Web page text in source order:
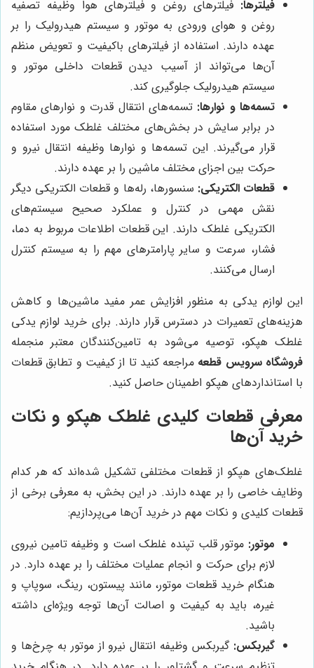
فیلترها: فیلترهای روغن و فیلترهای هوا وظیفه تصفیه
روغن و هوای ورودی به موتور و سیستم هیدرولیک را بر
عهده دارند. استفاده از فیلترهای باکیفیت و تعویض منظم
آن‌ها می‌تواند از آسیب دیدن قطعات داخلی موتور و
سیستم هیدرولیک جلوگیری کند.
تسمه‌ها و نوارها: تسمه‌های انتقال قدرت و نوارهای مقاوم
در برابر سایش در بخش‌های مختلف غلطک مورد استفاده
قرار می‌گیرند. این تسمه‌ها و نوارها وظیفه انتقال نیرو و
حرکت بین اجزای مختلف ماشین را بر عهده دارند.
قطعات الکتریکی: سنسورها، رله‌ها و قطعات الکتریکی دیگر
نقش مهمی در کنترل و عملکرد صحیح سیستم‌های
الکتریکی غلطک دارند. این قطعات اطلاعات مربوط به دما،
فشار، سرعت و سایر پارامترهای مهم را به سیستم کنترل
ارسال می‌کنند.
این لوازم یدکی به منظور افزایش عمر مفید ماشین‌ها و کاهش
هزینه‌های تعمیرات در دسترس قرار دارند. برای خرید لوازم یدکی
غلطک هپکو، توصیه می‌شود به تامین‌کنندگان معتبر منجمله
فروشگاه سرویس قطعه مراجعه کنید تا از کیفیت و تطابق قطعات
با استانداردهای هپکو اطمینان حاصل کنید.
معرفی قطعات کلیدی غلطک هپکو و نکات
خرید آن‌ها
غلطک‌های هپکو از قطعات مختلفی تشکیل شده‌اند که هر کدام
وظایف خاصی را بر عهده دارند. در این بخش، به معرفی برخی از
قطعات کلیدی و نکات مهم در خرید آن‌ها می‌پردازیم:
موتور: موتور قلب تپنده غلطک است و وظیفه تامین نیروی
لازم برای حرکت و انجام عملیات مختلف را بر عهده دارد. در
هنگام خرید قطعات موتور، مانند پیستون، رینگ، سوپاپ و
غیره، باید به کیفیت و اصالت آن‌ها توجه ویژه‌ای داشته
باشید.
گیربکس: گیربکس وظیفه انتقال نیرو از موتور به چرخ‌ها و